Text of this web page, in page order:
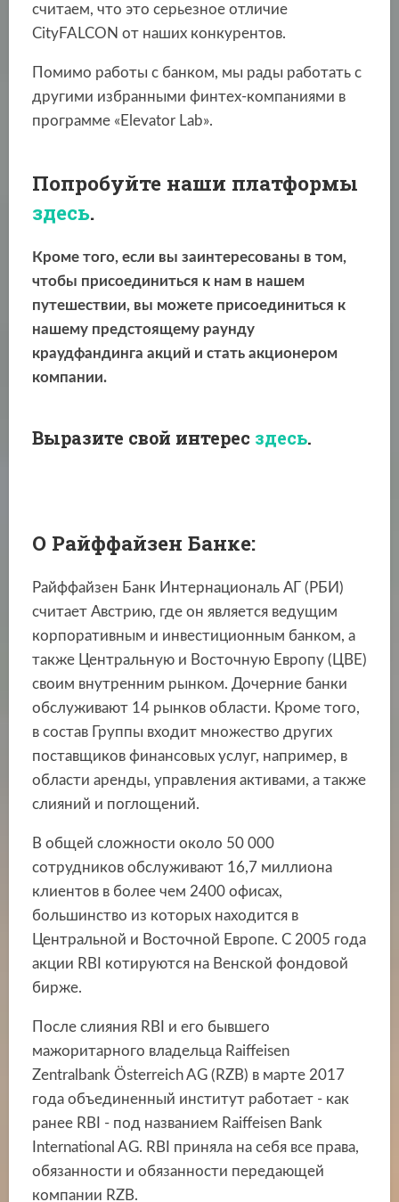
считаем, что это серьезное отличие
CityFALCON от наших конкурентов.
Помимо работы с банком, мы рады работать с
другими избранными финтех-компаниями в
программе «Elevator Lab».
Попробуйте наши платформы
здесь.
Кроме того, если вы заинтересованы в том,
чтобы присоединиться к нам в нашем
путешествии, вы можете присоединиться к
нашему предстоящему раунду
краудфандинга акций и стать акционером
компании.
Выразите свой интерес здесь.
О Райффайзен Банке:
Райффайзен Банк Интернациональ АГ (РБИ)
считает Австрию, где он является ведущим
корпоративным и инвестиционным банком, а
также Центральную и Восточную Европу (ЦВЕ)
своим внутренним рынком. Дочерние банки
обслуживают 14 рынков области. Кроме того,
в состав Группы входит множество других
поставщиков финансовых услуг, например, в
области аренды, управления активами, а также
слияний и поглощений.
В общей сложности около 50 000
сотрудников обслуживают 16,7 миллиона
клиентов в более чем 2400 офисах,
большинство из которых находится в
Центральной и Восточной Европе. С 2005 года
акции RBI котируются на Венской фондовой
бирже.
После слияния RBI и его бывшего
мажоритарного владельца Raiffeisen
Zentralbank Österreich AG (RZB) в марте 2017
года объединенный институт работает - как
ранее RBI - под названием Raiffeisen Bank
International AG. RBI приняла на себя все права,
обязанности и обязанности передающей
компании RZB.